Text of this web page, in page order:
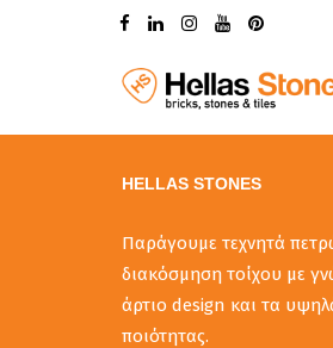
Globally scale interactive
HELLAS STONES
Παράγουμε τεχνητά
διακόσμηση τοίχου με
άρτιο design και τα
ποιότητας.